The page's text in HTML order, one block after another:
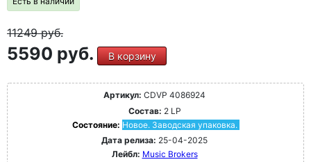
11249руб.
5590 руб. В корзину
Артикул: CDVP 4086924
Состав: 2 LP
Состояние: Новое. Заводская упаковка.
Дата релиза: 25-04-2025
Лейбл: Music Brokers